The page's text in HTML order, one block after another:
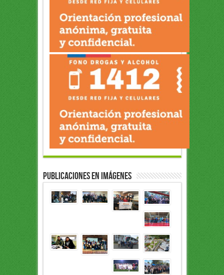
Publicaciones en Imágenes